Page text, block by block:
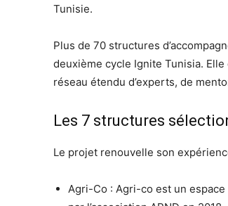
Tunisie.
Plus de 70 structures
deuxième cycle Ignite Tunisia.
réseau étendu d’experts, de
Les 7 structures
Le projet renouvelle son
Agri-Co : Agri-co est un